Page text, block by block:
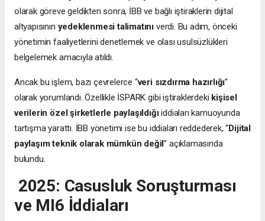
olarak göreve geldikten sonra, İBB ve bağlı iştiraklerin dijital
altyapısının yedeklenmesi talimatını verdi. Bu adım, önceki
yönetimin faaliyetlerini denetlemek ve olası usulsüzlükleri
belgelemek amacıyla atıldı.
Ancak bu işlem, bazı çevrelerce “veri sızdırma hazırlığı”
olarak yorumlandı. Özellikle İSPARK gibi iştiraklerdeki kişisel
verilerin özel şirketlerle paylaşıldığıiddiaları kamuoyunda
tartışma yarattı. İBB yönetimi ise bu iddiaları reddederek, “Dijital
paylaşım teknik olarak mümkün değil” açıklamasında
bulundu.
2025: Casusluk Soruşturması
ve MI6 İddiaları